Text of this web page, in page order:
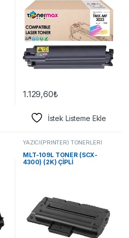
1.129,60₺
İstek Listeme Ekle
YAZICI(PRİNTER) TONERLERİ
MLT-109L TONER (SCX-
4300) (2K) ÇİPLİ